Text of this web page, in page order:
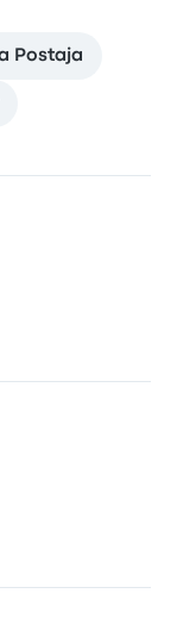
Postaja